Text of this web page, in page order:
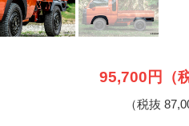
95,700円（
（税抜